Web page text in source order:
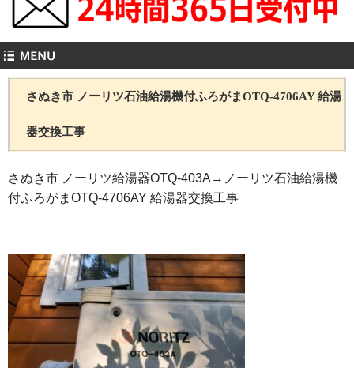
さぬき市 ノーリツ石油給湯機付ふろがまOTQ-4706AY 給湯
器交換工事
さぬき市 ノーリツ給湯器OTQ-403A→ノーリツ石油給湯機
付ふろがまOTQ-4706AY 給湯器交換工事